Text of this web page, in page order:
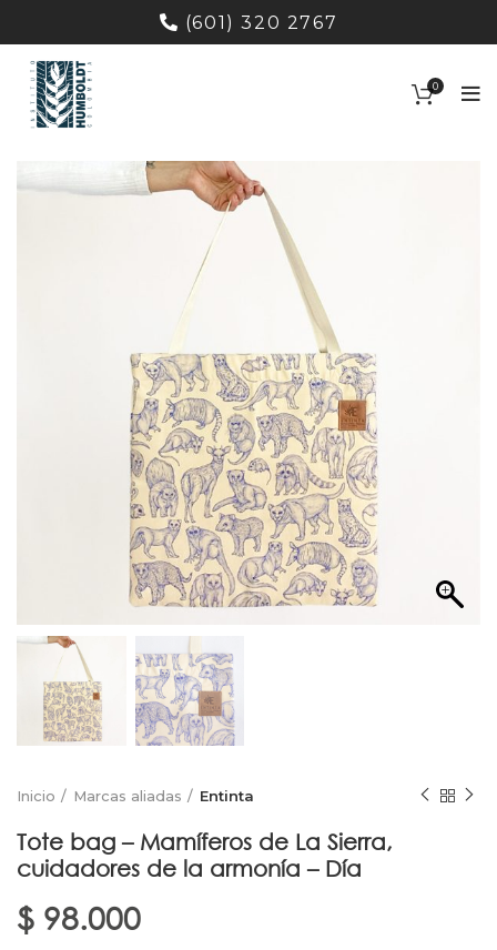
(601) 320 2767
0
Inicio Marcas aliadas Entinta
Tote bag – Mamíferos de La Sierra,
cuidadores de la armonía – Día
$ 98.000